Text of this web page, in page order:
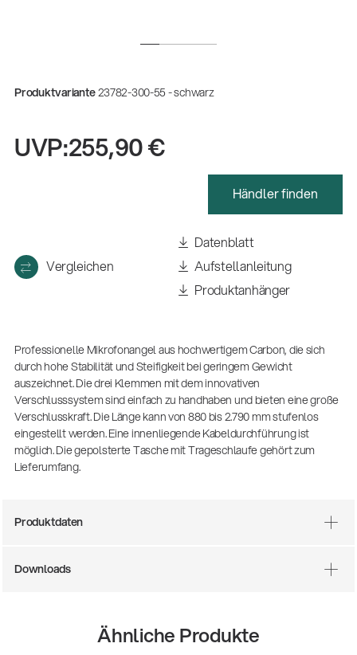
13860-200-25
geschrieben wird: Mikrofonieren am
Spielfeldrand
Fachkraft für Metalltechnik Ausbildung
(m/w/d)
Ausbildung | freie Ausbildungsstellen
Produktvariante23782-300-55 - schwarz
UVP:255,90 €
Händler finden
Vergleichen
Datenblatt
Aufstellanleitung
Produktanhänger
Professionelle Mikrofonangel aus hochwertigem Carbon, die sich
durch hohe Stabilität und Steifigkeit bei geringem Gewicht
auszeichnet. Die drei Klemmen mit dem innovativen
Verschlusssystem sind einfach zu handhaben und bieten eine große
Verschlusskraft. Die Länge kann von 880 bis 2.790 mm stufenlos
eingestellt werden. Eine innenliegende Kabeldurchführung ist
möglich. Die gepolsterte Tasche mit Trageschlaufe gehört zum
Lieferumfang.
Produktdaten
Downloads
Ähnliche Produkte